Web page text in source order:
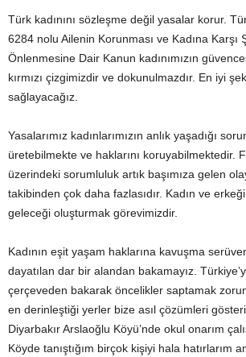
Türk kadınını sözleşme değil yasalar korur.
6284 nolu Ailenin Korunması ve Kadına Karşı
Önlenmesine Dair Kanun kadınımızın
kırmızı çizgimizdir ve dokunulmazdır. En iyi
sağlayacağız.
Yasalarımız kadınlarımızın anlık yaşadığı
üretebilmekte ve haklarını koruyabilmektedir.
üzerindeki sorumluluk artık başımıza gelen
takibinden çok daha fazlasıdır. Kadın ve
geleceği oluşturmak görevimizdir.
Kadının eşit yaşam haklarına kavuşma
dayatılan dar bir alandan bakamayız.
çerçeveden bakarak öncelikler saptamak
en derinleştiği yerler bize asıl çözümleri
Diyarbakır Arslaoğlu Köyü’nde okul onarım
Köyde tanıştığım birçok kişiyi hala hatırlarım